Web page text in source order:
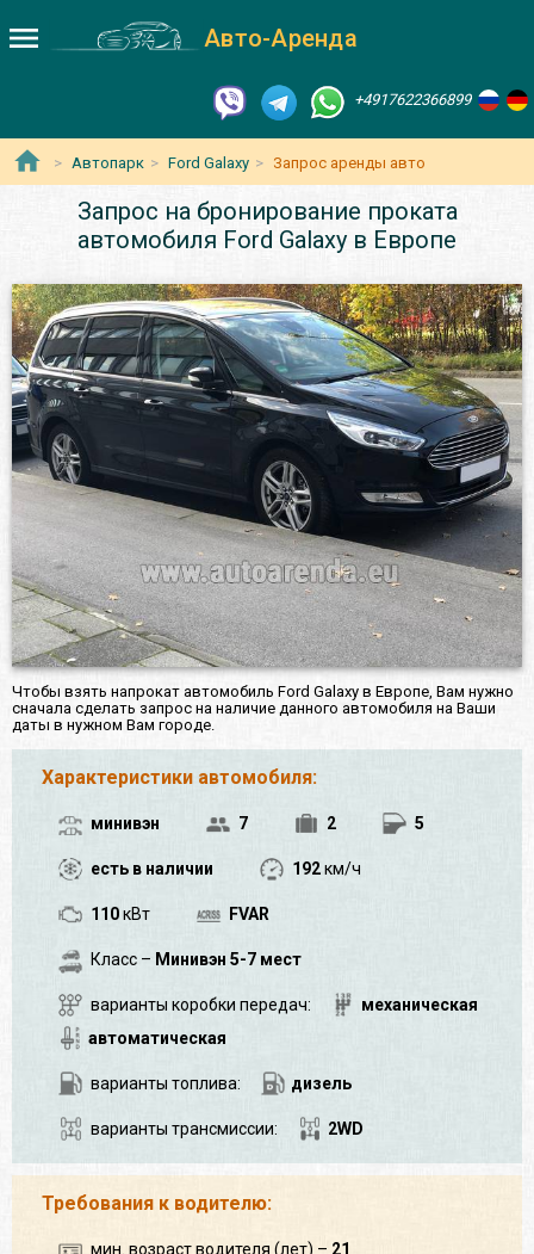
Авто-Аренда
+4917622366899
Автопарк Ford Galaxy Запрос аренды авто
Запрос на бронирование проката
автомобиля Ford Galaxy в Европе
Чтобы взять напрокат автомобиль Ford Galaxy в Европе, Вам нужно
сначала сделать запрос на наличие данного автомобиля на Ваши
даты в нужном Вам городе.
Характеристики автомобиля:
минивэн 7 2 5
есть в наличии 192км/ч
110кВт FVAR
Класс – Минивэн 5-7 мест
варианты коробки передач:
механическая
автоматическая
варианты топлива: дизель
варианты трансмиссии: 2WD
Требования к водителю:
мин. возраст водителя (лет) – 21